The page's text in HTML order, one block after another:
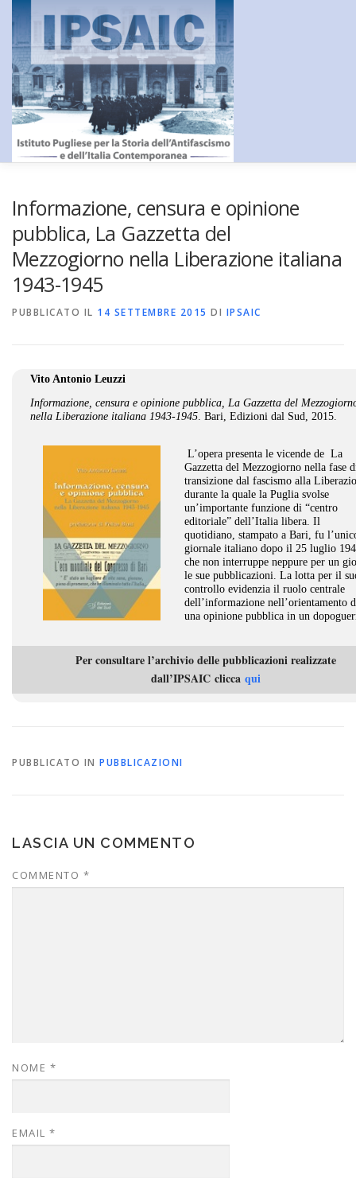
Passa
CENTRO DOCUMENTAZIONE AMMINISTRAZIONE
CONTATTI
Informazione, censura e opinione
pubblica, La Gazzetta del
Mezzogiorno nella Liberazione italiana
1943-1945
PUBBLICATO IL 14 SETTEMBRE 2015 DI IPSAIC
Per consultare l’archivio delle pubblicazioni realizzate
dall’IPSAIC clicca qui
Vito Antonio Leuzzi
Informazione, censura e opinione pubblica, La Gazzetta del
nella Liberazione italiana 1943-1945. Bari, Edizioni dal Sud, 2015.
L’opera presenta le vicende de La
Gazzetta del Mezzogiorno nella fase
transizione dal fascismo alla
durante la quale la Puglia svolse
un’importante funzione di “centro
editoriale” dell’Italia libera. Il
quotidiano, stampato a Bari, fu
giornale italiano dopo il 25 luglio
che non interruppe neppure per un
le sue pubblicazioni. La lotta per il
controllo evidenzia il ruolo centrale
dell’informazione nell’orientamento
una opinione pubblica in un
PUBBLICATO IN PUBBLICAZIONI
LASCIA UN COMMENTO
COMMENTO *
NOME *
EMAIL *